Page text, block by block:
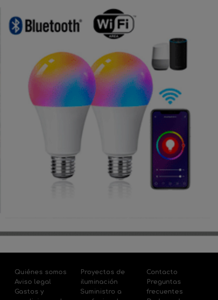
Quiénes somos
Aviso legal
Gastos y
Proyectos de
iluminación
Suministro a
Contacto
Preguntas
frecuentes